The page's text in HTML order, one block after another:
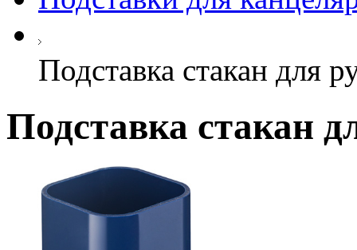
Подставка стакан для
Подставка стакан